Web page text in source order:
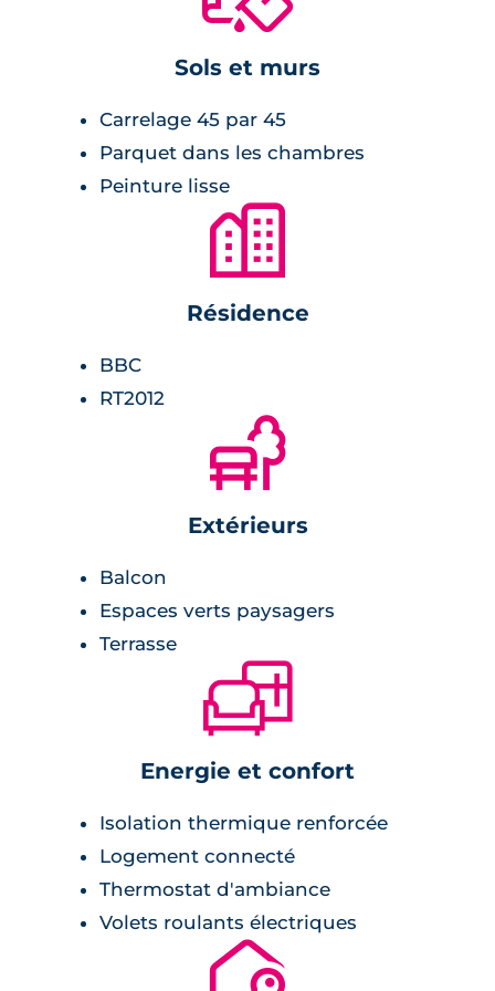
cuisine équipée,
balcon ou terrasse en guise d'extérieur.
Salle de bains :
miroir rétro-éclairé,
radiateur sèche-serviette,
carrelage avec faïence assortie.
revêtement stratifié,
Sols et murs
Carrelage 45 par 45
Parquet dans les chambres
Peinture lisse
🏙
Résidence
BBC
RT2012
🌲
Extérieurs
Balcon
Espaces verts paysagers
Terrasse
🛋
Energie et confort
Isolation thermique renforcée
Logement connecté
Thermostat d'ambiance
Volets roulants électriques